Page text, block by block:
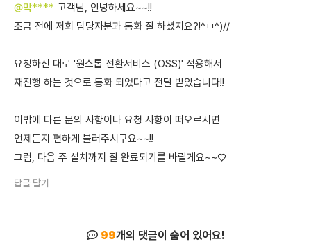
@막**** 고객님, 안녕하세요~~!!
조금 전에 저희 담당자분과 통화 잘 하셨지요?!^ㅁ^)//
요청하신 대로 '원스톱 전환서비스 (OSS)' 적용해서
재진행 하는 것으로 통화 되었다고 전달 받았습니다!!
이밖에 다른 문의 사항이나 요청 사항이 떠오르시면
언제든지 편하게 불러주시구요~~!!
그럼, 다음 주 설치까지 잘 완료되기를 바랄게요~~♡
답글 달기
99개의 댓글이 숨어 있어요!